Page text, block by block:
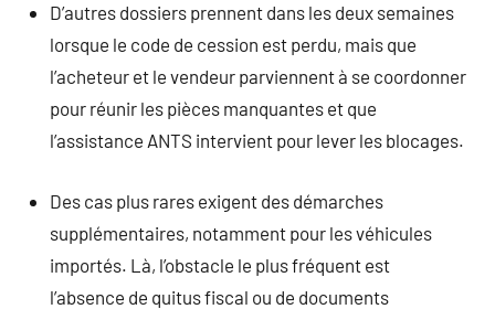
D’autres dossiers prennent dans les deux semaines
lorsque le code de cession est perdu, mais que
l’acheteur et le vendeur parviennent à se coordonner
pour réunir les pièces manquantes et que
l’assistance ANTS intervient pour lever les blocages.
Des cas plus rares exigent des démarches
supplémentaires, notamment pour les véhicules
importés. Là, l’obstacle le plus fréquent est
l’absence de quitus fiscal ou de documents